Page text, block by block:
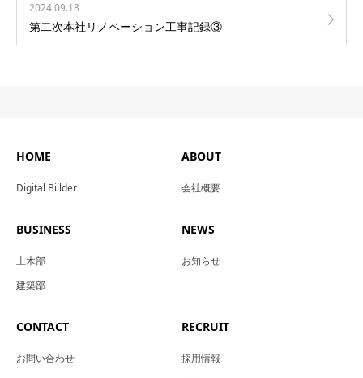
2024.09.18
第二次本社リノベーション工事記録③
HOME
Digital Billder
ABOUT
会社概要
BUSINESS
土木部
建築部
NEWS
お知らせ
CONTACT
お問い合わせ
RECRUIT
採用情報